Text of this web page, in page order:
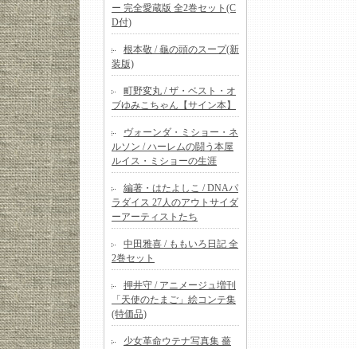
ー 完全愛蔵版 全2巻セット(C
D付)
根本敬 / 龜の頭のスープ(新
装版)
町野変丸 / ザ・ベスト・オ
ブゆみこちゃん【サイン本】
ヴォーンダ・ミショー・ネ
ルソン / ハーレムの闘う本屋
ルイス・ミショーの生涯
編著・はたよしこ / DNAパ
ラダイス 27人のアウトサイダ
ーアーティストたち
中田雅喜 / ももいろ日記 全
2巻セット
押井守 / アニメージュ増刊
「天使のたまご」絵コンテ集
(特価品)
少女革命ウテナ写真集 薔